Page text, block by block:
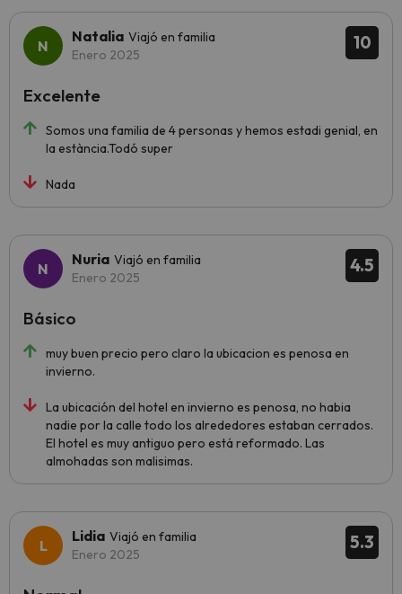
10
Natalia Viajó en familia
Enero 2025
Somos una familia de 4 personas y hemos estadi genial, en
la estància.Todó super
Nada
Excelente
4.5
Nuria Viajó en familia
Enero 2025
muy buen precio pero claro la ubicacion es penosa en
invierno.
La ubicación del hotel en invierno es penosa, no habia
nadie por la calle todo los alrededores estaban cerrados.
El hotel es muy antiguo pero está reformado. Las
almohadas son malisimas.
Básico
5.3
Lidia Viajó en familia
Enero 2025